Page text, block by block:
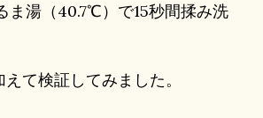
ま湯（40.7℃）で15秒間揉み洗
て検証してみました。